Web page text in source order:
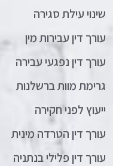
שינוי עילת סגירה
עורך דין עבירות מין
עורך דין נפגעי עבירה
גרימת מוות ברשלנות
ייעוץ לפני חקירה
עורך דין הטרדה מינית
עורך דין פלילי בנתניה